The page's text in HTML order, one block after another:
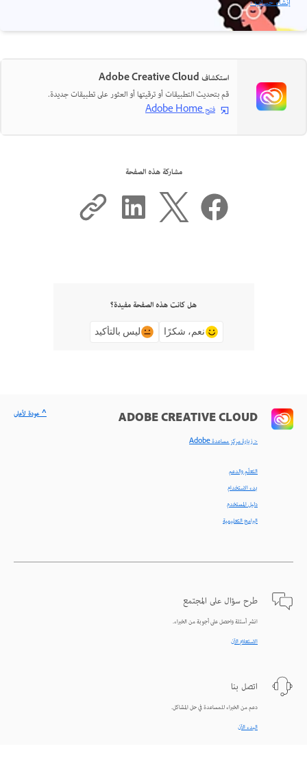
استكشاف Adobe Creative Cloud
قم بتحديث التطبيقات أو ترقيتها أو العثور على تطبيقات جديدة.
فتح Adobe Home
مشاركة هذه الصفحة
هل كانت هذه الصفحة مفيدة؟
نعم، شكرًا ليس بالتأكيد
ADOBE CREATIVE CLOUD
< زيارة مركز مساعدة Adobe
التعلّم والدعم
بدء الاستخدام
دليل المستخدم
البرامج التعليمية
طرح سؤال على المجتمع
انشر أسئلة واحصل على أجوبة من الخبراء.
الاستعلام الآن
اتصل بنا
دعم من الخبراء للمساعدة في حل المشاكل.
البدء الآن
^ عودة لأعلى